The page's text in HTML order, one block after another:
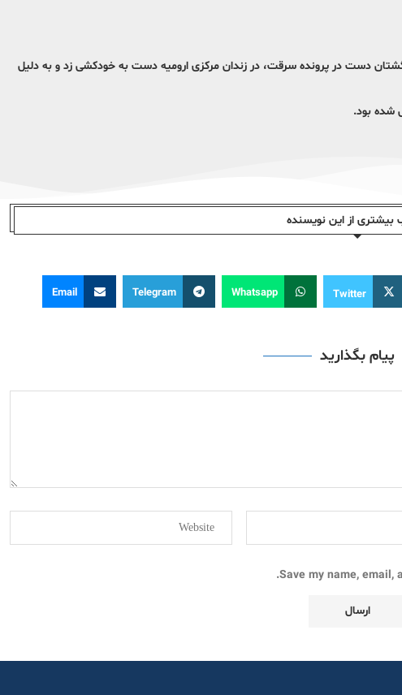
دست در پرونده سرقت، در زندان مرکزی ارومیه دست به خودکشی زد و به دلیل
شده بود.
بیشتری از این نویسندە
Twitter
Whatsapp
Telegram
Email
پیام بگذارید
Save my name, email,